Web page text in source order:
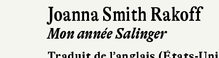
Joanna Smith Rakoff
Mon année Salinger